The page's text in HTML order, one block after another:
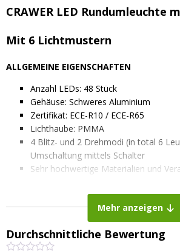
CRAWER LED Rundumleuchte
Mit 6 Lichtmustern
ALLGEMEINE EIGENSCHAFTEN
Anzahl LEDs: 48 Stück
Gehäuse: Schweres Aluminium
Zertifikat: ECE-R10 / ECE-R65
Lichthaube: PMMA
4 Blitz- und 2 Drehmodi (in total 6
Umschaltung mittels Schalter
Sehr hochwertige Materialien und
Feuchtigkeitsabfuhr – verlängert die
mehr
TECHNISCHE LICHTEIGENSCHAFTEN
Mehr anzeigen
Durchschnittliche Bewertung